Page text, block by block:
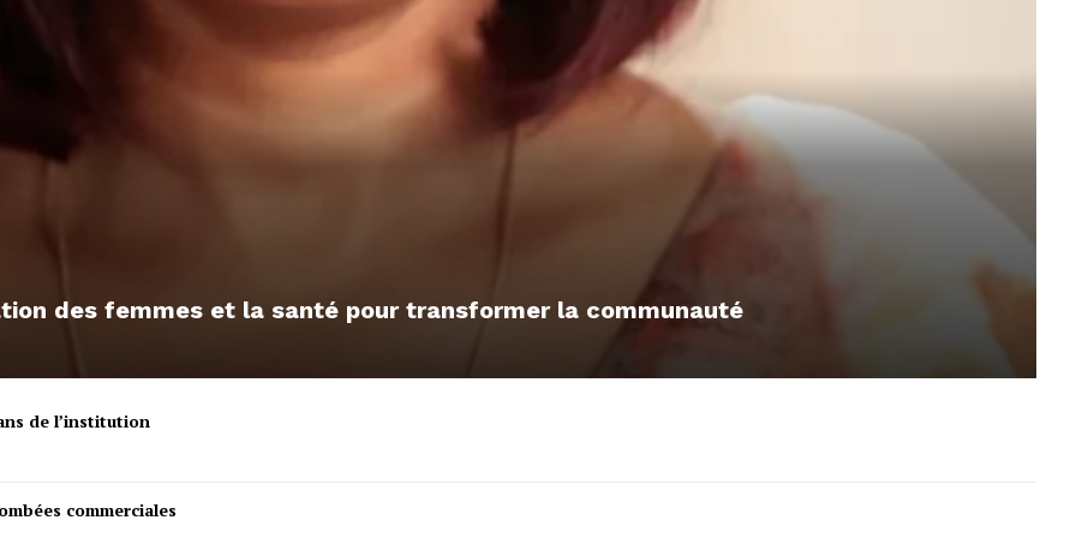
des femmes et la santé pour transformer la communauté
de l’institution
commerciales